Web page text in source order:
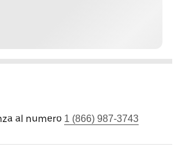
al numero 1 (866) 987-3743